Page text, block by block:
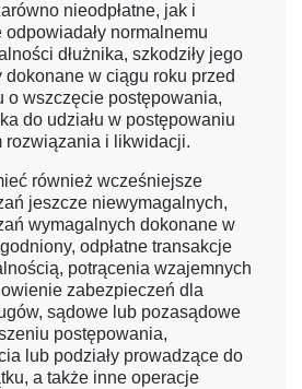
nieodpłatne, jak i
odpowiadały normalnemu
dłużnika, szkodziły jego
dokonane w ciągu roku przed
o wszczęcie postępowania,
do udziału w postępowaniu
rozwiązania i likwidacji.
również wcześniejsze
jeszcze niewymagalnych,
wymagalnych dokonane w
odpłatne transakcje
potrącenia wzajemnych
zabezpieczeń dla
sądowe lub pozasądowe
postępowania,
lub podziały prowadzące do
a także inne operacje